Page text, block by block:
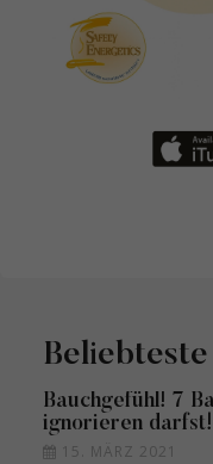
Bauchgefühl! 7
ignorieren darfst!
15. MÄRZ 2021